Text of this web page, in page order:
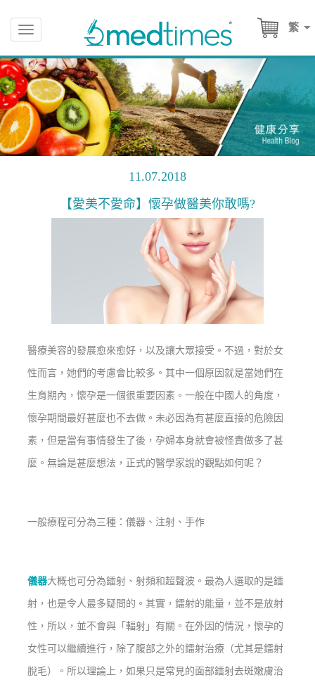
繁
Toggle
navigation
11.07.2018
【愛美不愛命】懷孕做醫美你敢嗎?
醫療美容的發展愈來愈好，以及讓大眾接受。不過，對於女
性而言，她們的考慮會比較多。其中一個原因就是當她們在
生育期內，懷孕是一個很重要因素。一般在中國人的角度，
懷孕期間最好甚麼也不去做。未必因為有甚麼直接的危險因
素，但是當有事情發生了後，孕婦本身就會被怪責做多了甚
麼。無論是甚麼想法，正式的醫學家說的觀點如何呢？
一般療程可分為三種：儀器、注射、手作
儀器大概也可分為鐳射、射頻和超聲波。最為人選取的是鐳
射，也是令人最多疑問的。其實，鐳射的能量，並不是放射
性，所以，並不會與「輻射」有關。在外因的情況，懷孕的
女性可以繼續進行，除了腹部之外的鐳射治療（尤其是鐳射
脫毛）。所以理論上，如果只是常見的面部鐳射去斑嫩膚治